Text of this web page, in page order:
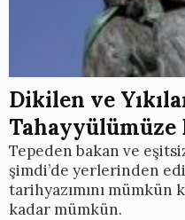
Dikilen ve
Tahayyülümüze
Tepeden bakan ve
şimdi’de yerlerinden
tarihyazımını mümkün
kadar mümkün.